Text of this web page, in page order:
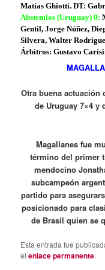
Matías Ghiotti. DT:
Abstemios (Uruguay) 0:
Gentil, Jorge Núñez,
Silvera, Walter
Árbitros: Gustavo
Otra buena actuación
de Uruguay 7×4 y
Magallanes fue
término del primer
mendocino
subcampeón
partido para
posicionado para
de Brasil quien se
Esta entrada fue
elenlace permanente.